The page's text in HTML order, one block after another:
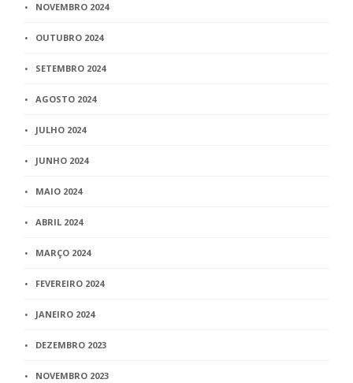
NOVEMBRO 2024
OUTUBRO 2024
SETEMBRO 2024
AGOSTO 2024
JULHO 2024
JUNHO 2024
MAIO 2024
ABRIL 2024
MARÇO 2024
FEVEREIRO 2024
JANEIRO 2024
DEZEMBRO 2023
NOVEMBRO 2023